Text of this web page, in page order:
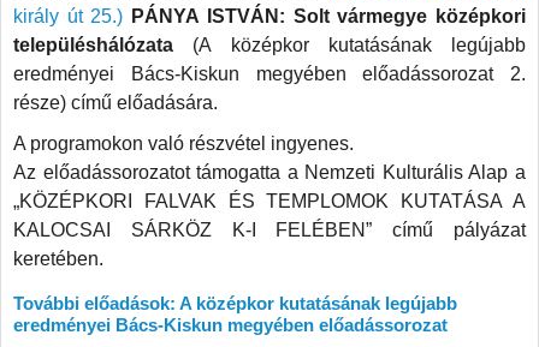
király út 25.) PÁNYA ISTVÁN: Solt vármegye középkori
településhálózata (A középkor kutatásának legújabb
eredményei Bács-Kiskun megyében előadássorozat 2.
része) című előadására.
A programokon való részvétel ingyenes.
Az előadássorozatot támogatta a Nemzeti Kulturális Alap a
„KÖZÉPKORI FALVAK ÉS TEMPLOMOK KUTATÁSA A
KALOCSAI SÁRKÖZ K-I FELÉBEN” című pályázat
keretében.
További előadások: A középkor kutatásának legújabb
eredményei Bács-Kiskun megyében előadássorozat